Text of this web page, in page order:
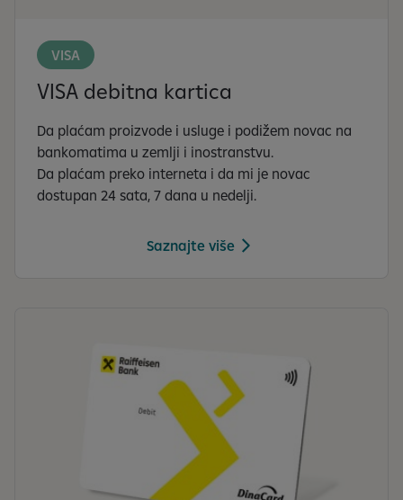
VISA
VISA debitna kartica
Da plaćam proizvode i usluge i podižem novac na
bankomatima u zemlji i inostranstvu.
Da plaćam preko interneta i da mi je novac
dostupan 24 sata, 7 dana u nedelji.
Saznajte više